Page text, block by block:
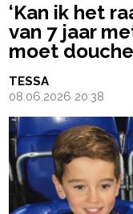
‘Kan ik het
van 7 jaar
moet
TESSA
08.06.2026 20:38